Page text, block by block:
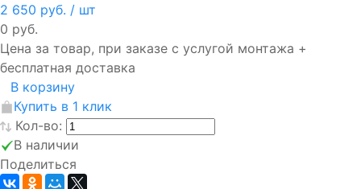
2 650 руб. / шт
0 руб.
Цена за товар, при заказе с услугой монтажа +
бесплатная доставка
В корзину
Купить в 1 клик
Кол-во:
В наличии
Поделиться